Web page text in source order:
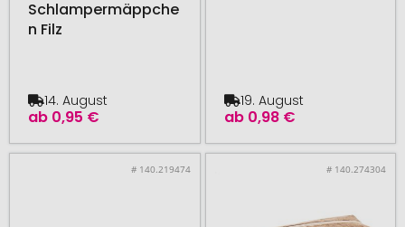
Schlampermäppche
n Filz
ab 0,95 €
14. August
ab 0,98 €
19. August
# 140.219474 # 140.274304